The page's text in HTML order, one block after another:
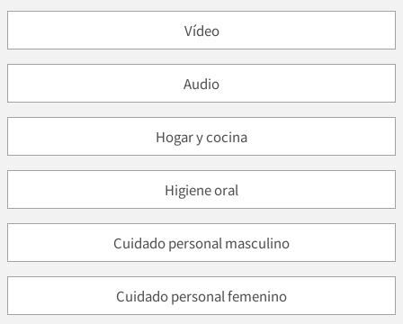
Vídeo
Audio
Hogar y cocina
Higiene oral
Cuidado personal masculino
Cuidado personal femenino